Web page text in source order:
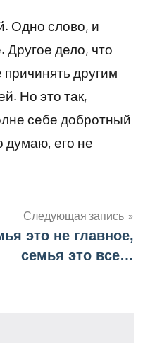
Одно слово, и
Другое дело, что
другим
Но это так,
себе добротный
думаю, его не
Следующая запись
это не главное,
семья это все…